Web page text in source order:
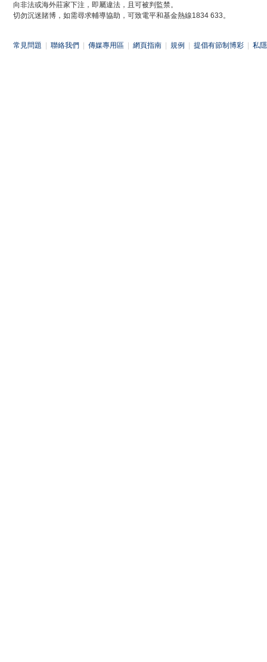
向非法或海外莊家下注，即屬違法，且可被判監禁。
切勿沉迷賭博，如需尋求輔導協助，可致電平和基金熱線1834 633。
常見問題 聯絡我們 傳媒專用區 網頁指南 規例 提倡有節制博彩 私